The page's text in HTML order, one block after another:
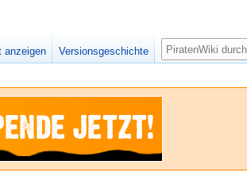
anzeigen Versionsgeschichte Suche